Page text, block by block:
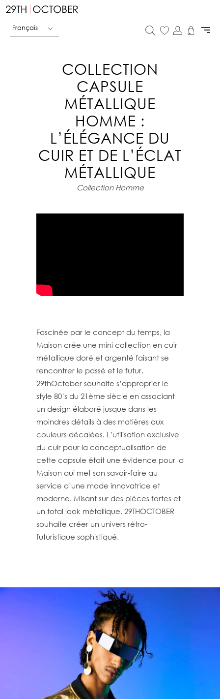
Français
COLLECTION
CAPSULE
MÉTALLIQUE
HOMME :
L’ÉLÉGANCE DU
CUIR ET DE L’ÉCLAT
MÉTALLIQUE
Collection Homme
Fascinée par le concept du temps, la
Maison crée une mini collection en cuir
métallique doré et argenté faisant se
rencontrer le passé et le futur.
29thOctober souhaite s’approprier le
style 80’s du 21ème siècle en associant
un design élaboré jusque dans les
moindres détails à des matières aux
couleurs décalées. L’utilisation exclusive
du cuir pour la conceptualisation de
cette capsule était une évidence pour la
Maison qui met son savoir-faire au
service d’une mode innovatrice et
moderne. Misant sur des pièces fortes et
un total look métallique, 29THOCTOBER
souhaite créer un univers rétro-
futuristique sophistiqué.